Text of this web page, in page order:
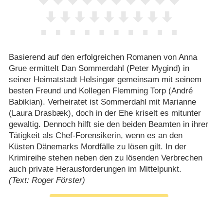
Basierend auf den erfolgreichen Romanen von Anna
Grue ermittelt Dan Sommerdahl (Peter Mygind) in
seiner Heimatstadt Helsingør gemeinsam mit seinem
besten Freund und Kollegen Flemming Torp (André
Babikian). Verheiratet ist Sommerdahl mit Marianne
(Laura Drasbæk), doch in der Ehe kriselt es mitunter
gewaltig. Dennoch hilft sie den beiden Beamten in ihrer
Tätigkeit als Chef-Forensikerin, wenn es an den
Küsten Dänemarks Mordfälle zu lösen gilt. In der
Krimireihe stehen neben den zu lösenden Verbrechen
auch private Herausforderungen im Mittelpunkt.
(Text: Roger Förster)